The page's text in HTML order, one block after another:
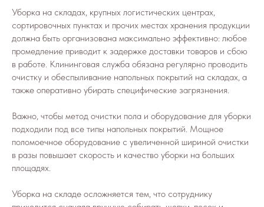
Уборка на складах, крупных логистических центрах,
сортировочных пунктах и прочих местах хранения продукции
должна быть организована максимально эффективно: любое
промедление приводит к задержке доставки товаров и сбою
в работе. Клининговая служба обязана регулярно проводить
очистку и обеспыливание напольных покрытий на складах, а
также оперативно убирать специфические загрязнения.
Важно, чтобы метод очистки пола и оборудование для уборки
подходили под все типы напольных покрытий. Мощное
поломоечное оборудование с увеличенной шириной очистки
в разы повышает скорость и качество уборки на больших
площадях.
Уборка на складе осложняется тем, что сотруднику